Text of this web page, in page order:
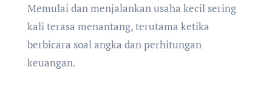
Memulai dan menjalankan usaha kecil sering
kali terasa menantang, terutama ketika
berbicara soal angka dan perhitungan
keuangan.